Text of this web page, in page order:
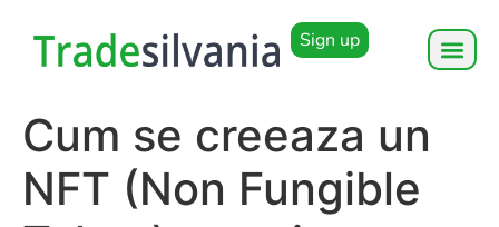
Sign up
Cum se creeaza un
NFT (Non Fungible